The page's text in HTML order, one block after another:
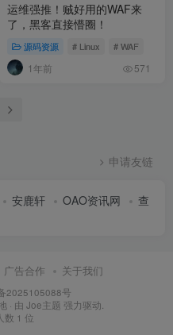
运维强推！贼好用的WAF来
了，黑客直接懵圈！
源码资源 # Linux # WAF
1年前 571
申请友链
安鹿轩 OAO资讯网
查
广告合作 关于我们
2025105088号
· 由 Joe主题 强力驱动.
数 1 位